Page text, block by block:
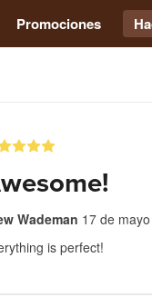
Promociones
Wademan 17 de
is perfect!